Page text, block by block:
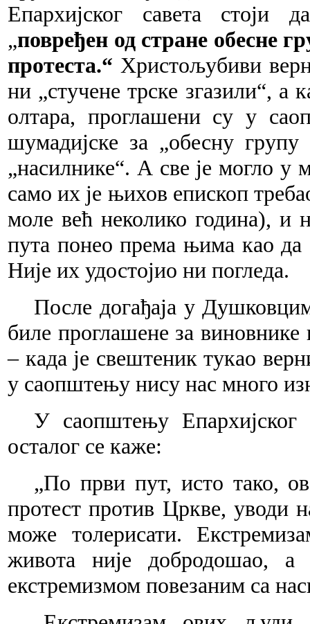
Епархијског савета стоји
„повређен од стране обесне
протеста.“ Христољубиви
ни „стучене трске згазили“,
олтара, проглашени су у
шумадијске за „обесну групу
„насилнике“. А све је могло у
само их је њихов епископ
моле већ неколико година),
пута понео према њима као да
Није их удостојио ни погледа.
После догађаја у
биле проглашене за виновнике
– када је свештеник тукао
у саопштењу нису нас много
У саопштењу Епархијског
осталог се каже:
„По први пут, исто тако,
протест против Цркве, уводи
може толерисати.
живота није добродошао, а
екстремизмом повезаним са